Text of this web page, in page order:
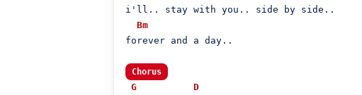
i'll.. stay with you.. side by side..
Bm
forever and a day..
Chorus
G
D